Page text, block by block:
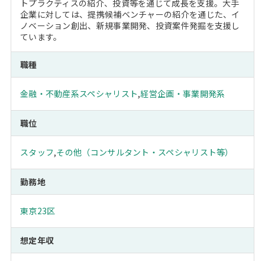
トプラクティスの紹介、投資等を通じて成長を支援。大手
企業に対しては、提携候補ベンチャーの紹介を通じた、イ
ノベーション創出、新規事業開発、投資案件発掘を支援し
ています。
職種
金融・不動産系スペシャリスト,経営企画・事業開発系
職位
スタッフ,その他（コンサルタント・スペシャリスト等）
勤務地
東京23区
想定年収